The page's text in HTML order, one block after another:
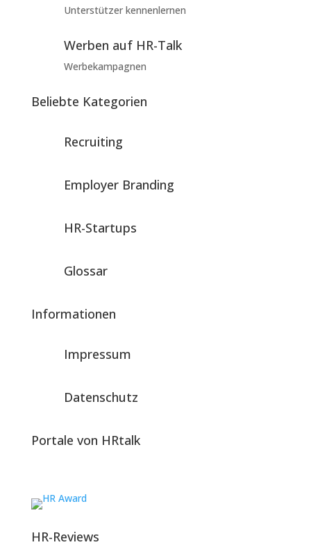
Unterstützer kennenlernen
Werben auf HR-Talk
Werbekampagnen
Beliebte Kategorien
Recruiting
Employer Branding
HR-Startups
Glossar
Informationen
Impressum
Datenschutz
Portale von HRtalk
HR-Reviews